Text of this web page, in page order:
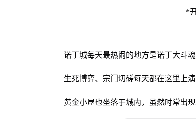
*
诺丁城每天最热闹的地方是诺丁大斗
生死博弈、宗门切磋每天都在这里上演
黄金小屋也坐落于城内，虽然时常出